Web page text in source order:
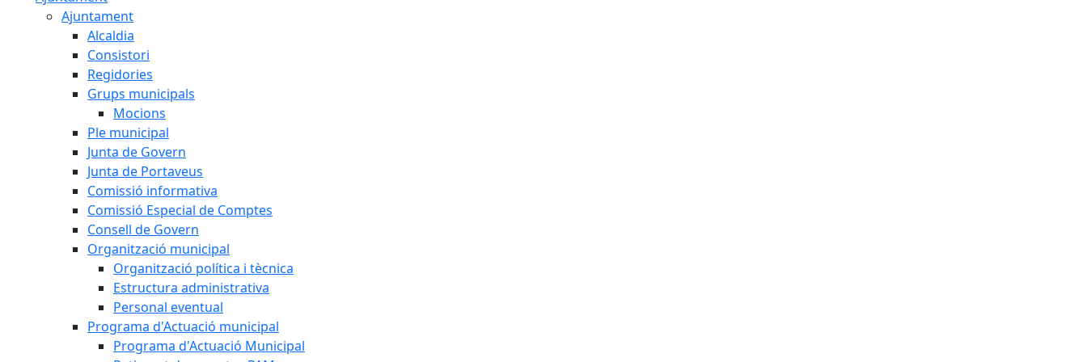
Ajuntament
Alcaldia
Consistori
Regidories
Grups municipals
Mocions
Ple municipal
Junta de Govern
Junta de Portaveus
Comissió informativa
Comissió Especial de Comptes
Consell de Govern
Organització municipal
Organització política i tècnica
Estructura administrativa
Personal eventual
Programa d'Actuació municipal
Programa d'Actuació Municipal